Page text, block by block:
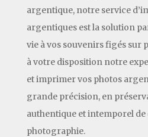
argentique, notre service
argentiques est la solution
vie à vos souvenirs figés sur
à votre disposition notre
et imprimer vos photos
grande précision, en
authentique et intemporel de
photographie.